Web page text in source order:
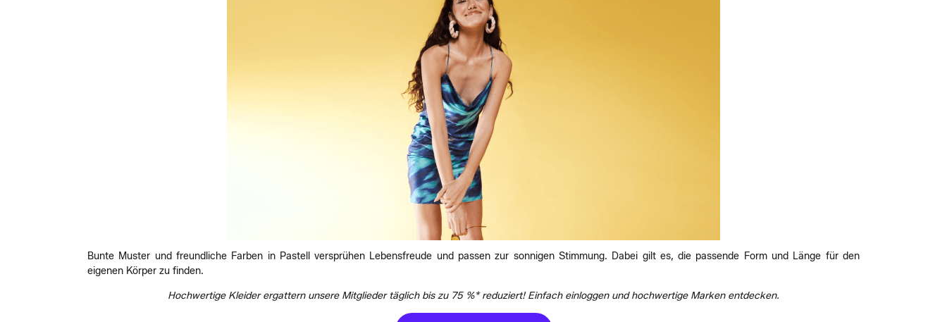
Bunte Muster und freundliche Farben in Pastell versprühen Lebensfreude und passen zur sonnigen Stimmung. Dabei gilt es, die passende Form und Länge für den
eigenen Körper zu finden.
Hochwertige Kleider ergattern unsere Mitglieder täglich bis zu 75 %* reduziert! Einfach einloggen und hochwertige Marken entdecken.